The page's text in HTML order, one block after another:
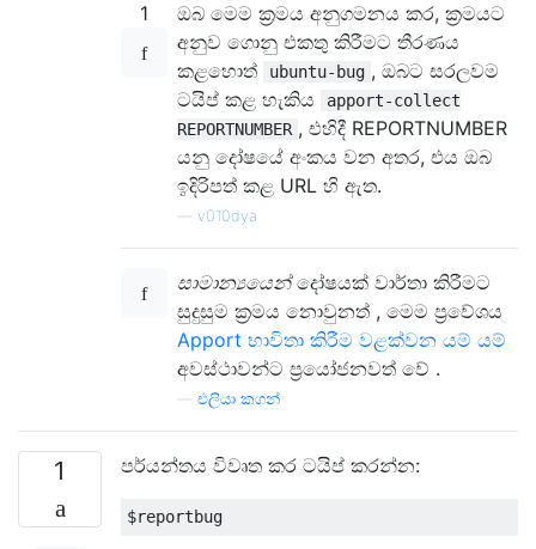
1
ඔබ මෙම ක්‍රමය අනුගමනය කර, ක්‍රමයට
අනුව ගොනු එකතු කිරීමට තීරණය
කළහොත්
ubuntu-bug , ඔබට සරලවම
ටයිප් කළ හැකිය
apport-collect
REPORTNUMBER , එහිදී REPORTNUMBER
යනු දෝෂයේ අංකය වන අතර, එය ඔබ
ඉදිරිපත් කළ URL හි ඇත.
v010dya
සාමාන්‍යයෙන්දෝෂයක් වාර්තා කිරීමට
සුදුසුම ක්‍රමය නොවුනත් , මෙම ප්‍රවේශය
Apport භාවිතා කිරීම වළක්වන යම් යම්
අවස්ථාවන්ට ප්‍රයෝජනවත් වේ .
එලියා කගන්
1 පර්යන්තය විවෘත කර ටයිප් කරන්න: